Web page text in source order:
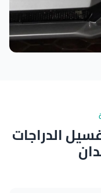
الدراجات